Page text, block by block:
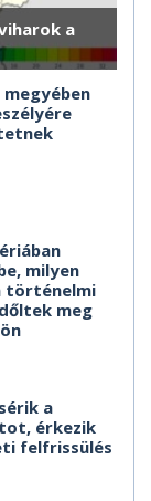
a
milyen
történelmi
meg
a
érkezik
felfrissülés